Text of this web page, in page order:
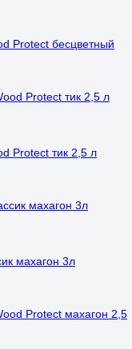
Protect бесцветный
Protect тик 2,5 л
махагон 3л